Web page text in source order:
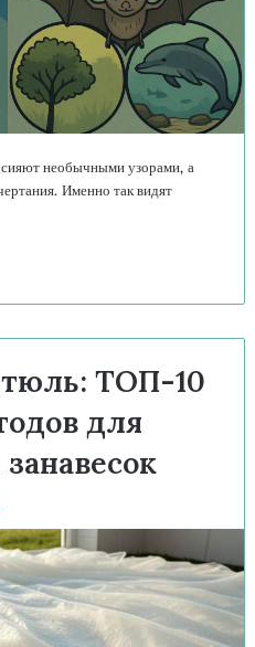
сияют необычными узорами, а
Именно так видят
тюль: ТОП-10
для